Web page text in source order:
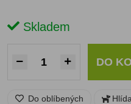
Skladem
DO
Do oblíbených